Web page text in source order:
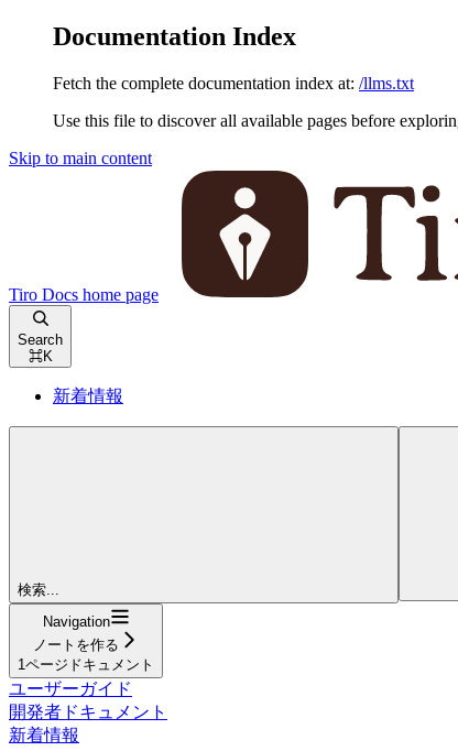
Documentation Index
Fetch the complete documentation index at: /llms.txt
Use this file to discover all available pages before
Skip to main content
Tiro Docs home page
Search
⌘K
新着情報
検索...
Navigation
ノートを作る
1ページドキュメント
ユーザーガイド
開発者ドキュメント
新着情報